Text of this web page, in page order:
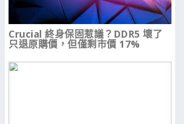
Crucial 終身保固惹議？DDR5 壞了
只退原購價，但僅剩市價 17%